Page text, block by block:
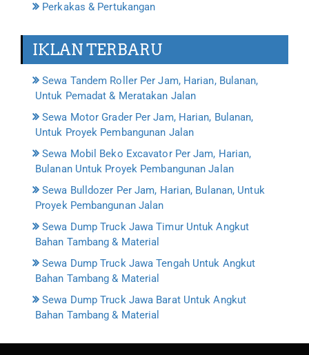
Perkakas & Pertukangan
IKLAN TERBARU
Sewa Tandem Roller Per Jam, Harian, Bulanan,
Untuk Pemadat & Meratakan Jalan
Sewa Motor Grader Per Jam, Harian, Bulanan,
Untuk Proyek Pembangunan Jalan
Sewa Mobil Beko Excavator Per Jam, Harian,
Bulanan Untuk Proyek Pembangunan Jalan
Sewa Bulldozer Per Jam, Harian, Bulanan, Untuk
Proyek Pembangunan Jalan
Sewa Dump Truck Jawa Timur Untuk Angkut
Bahan Tambang & Material
Sewa Dump Truck Jawa Tengah Untuk Angkut
Bahan Tambang & Material
Sewa Dump Truck Jawa Barat Untuk Angkut
Bahan Tambang & Material